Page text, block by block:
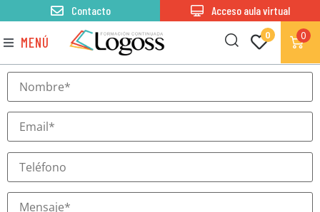
MENÚ 0 0
Contacto Acceso aula virtual